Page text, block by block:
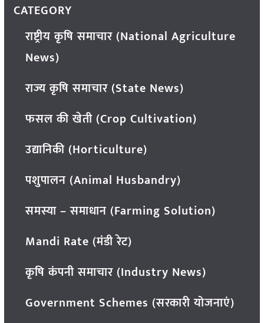
CATEGORY
राष्ट्रीय कृषि समाचार (National Agriculture
News)
राज्य कृषि समाचार (State News)
फसल की खेती (Crop Cultivation)
उद्यानिकी (Horticulture)
पशुपालन (Animal Husbandry)
समस्या – समाधान (Farming Solution)
Mandi Rate (मंडी रेट)
कृषि कंपनी समाचार (Industry News)
Government Schemes (सरकारी योजनाएं)